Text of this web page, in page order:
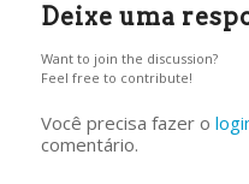
Deixe uma
Want to join the discussion?
Feel free to contribute!
Você precisa fazer o
comentário.